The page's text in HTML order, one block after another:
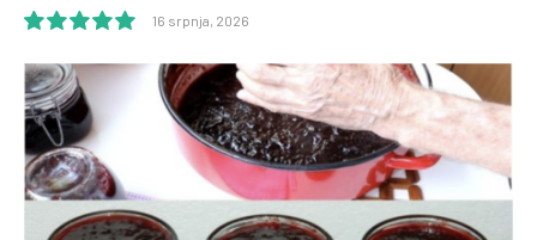
10.0
16 srpnja, 2026